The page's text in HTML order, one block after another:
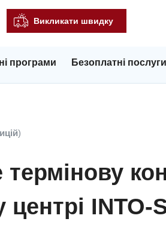
Викликати швидку
програми Безоплатні послуги
)
INTO-